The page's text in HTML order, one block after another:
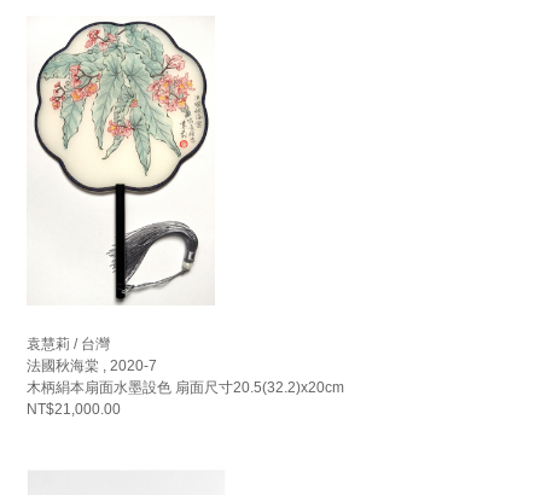
袁慧莉 / 台灣
法國秋海棠 , 2020-7
木柄絹本扇面水墨設色 扇面尺寸20.5(32.2)x20cm
NT$21,000.00